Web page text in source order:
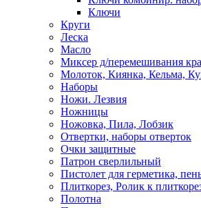
Ключи
Круги
Леска
Масло
Миксер д/перемешивания
Молоток, Киянка, Кельма,
Наборы
Ножи. Лезвия
Ножницы
Ножовка, Пила, Лобзик
Отвертки, наборы отверток
Очки защитные
Патрон сверлильный
Пистолет для герметика,
Плиткорез, Ролик к
Полотна